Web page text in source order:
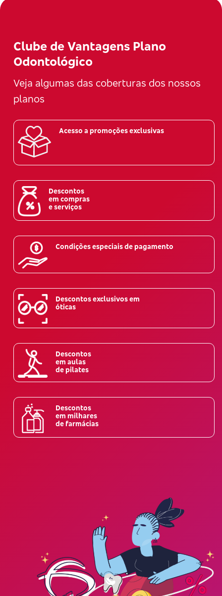
Clube de Vantagens Plano
Odontológico
Veja algumas das coberturas dos nossos
planos
Acesso a promoções exclusivas
Descontos
em compras
e serviços
Condições especiais de pagamento
Descontos exclusivos em
óticas
Descontos
em aulas
de pilates
Descontos
em milhares
de farmácias